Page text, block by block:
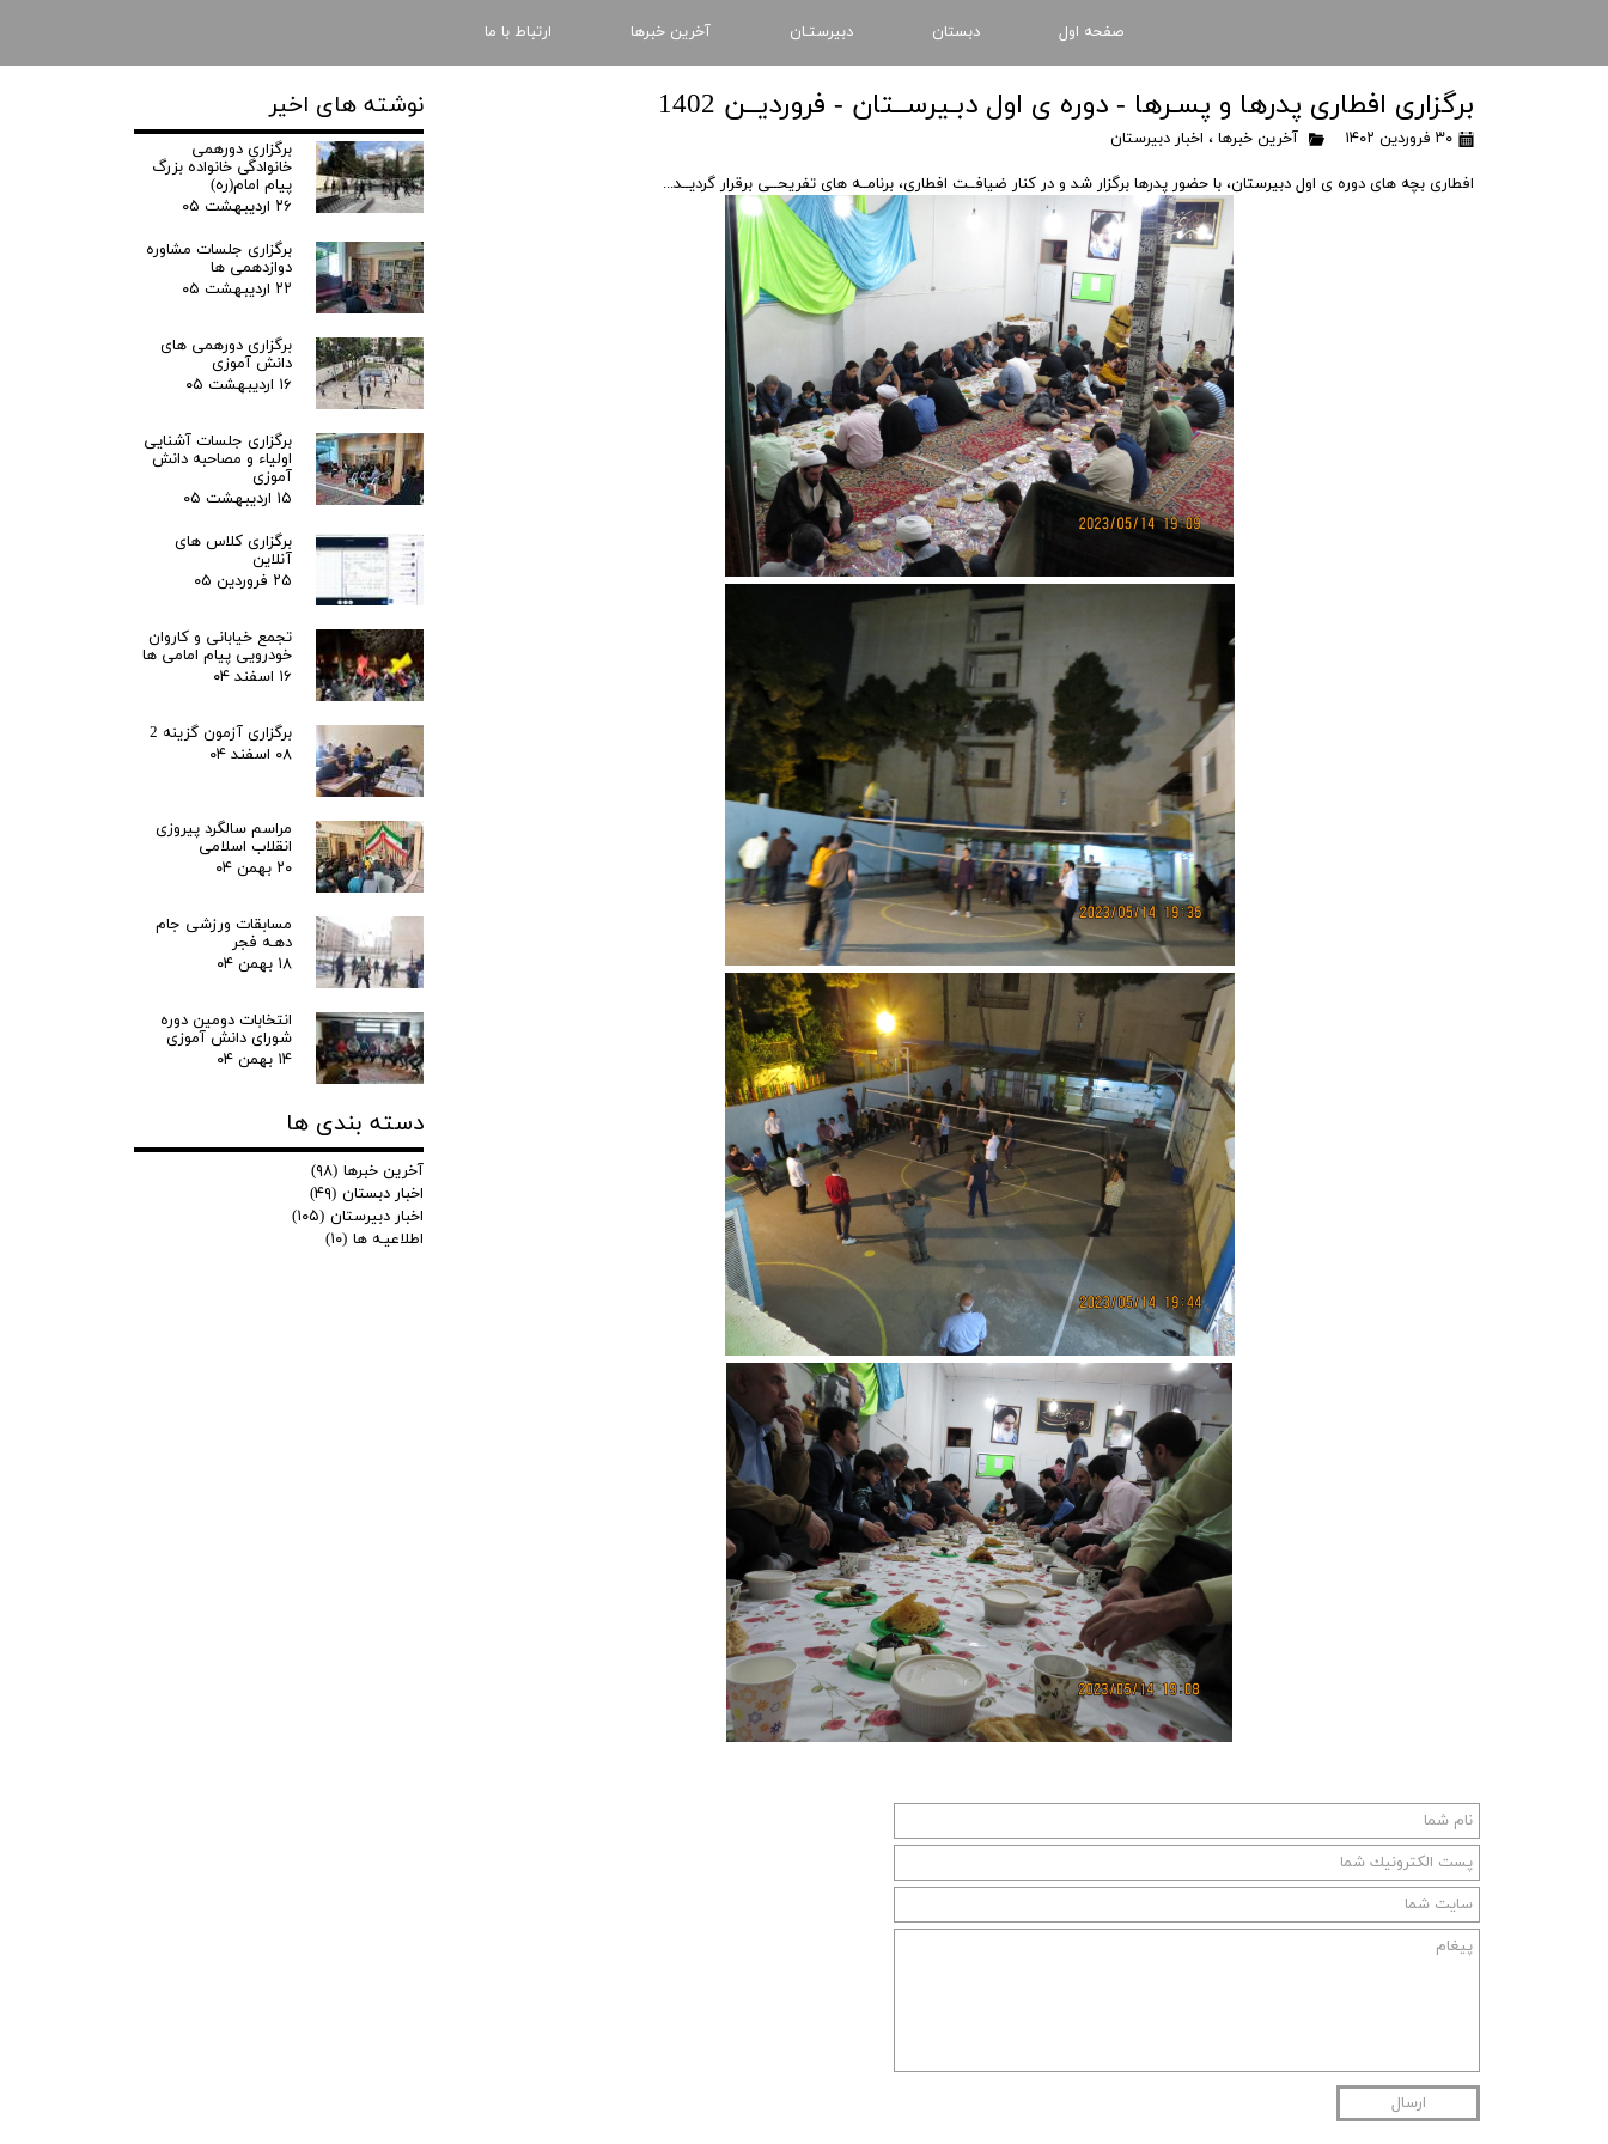
صفحه اول دبستان دبیرستـان آخرین خبرها ارتباط با ما
برگزاری افطاری پدرها و پسـرها - دوره ی اول دبـیرســتان - فروردیــن 1402
۳۰ فروردین ۱۴۰۲ آخرین خبرها ، اخبار دبیرستان
افطاری بچه های دوره ی اول دبیرستان، با حضور پدرها برگزار شد و در کنار ضیافــت افطاری، برنامــه های تفریحــی برقرار گردیــد...
ارسال
نوشته های اخیر
برگزاری دورهمی
خانوادگی خانواده بزرگ
پیام امام(ره)
۲۶ اردیبهشت ۰۵
برگزاری جلسات مشاوره
دوازدهمی ها
۲۲ اردیبهشت ۰۵
برگزاری دورهمی های
دانش آموزی
۱۶ اردیبهشت ۰۵
برگزاری جلسات آشنایی
اولیاء و مصاحبه دانش
آموزی
۱۵ اردیبهشت ۰۵
برگزاری کلاس های
آنلاین
۲۵ فروردین ۰۵
تجمع خیابانی و کاروان
خودرویی پیام امامی ها
۱۶ اسفند ۰۴
برگزاری آزمون گزینه 2
۰۸ اسفند ۰۴
مراسم سالگرد پیروزی
انقلاب اسلامی
۲۰ بهمن ۰۴
مسابقات ورزشی جام
دهـه فجر
۱۸ بهمن ۰۴
انتخابات دومین دوره
شورای دانش آموزی
۱۴ بهمن ۰۴
دسته بندی ها
آخرین خبرها (۹۸)
اخبار دبستان (۴۹)
اخبار دبیرستان (۱۰۵)
اطلاعیـه ها (۱۰)